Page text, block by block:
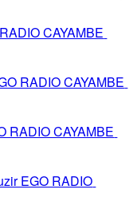
CAYAMBE
RADIO CAYAMBE
RADIO CAYAMBE
EGO RADIO